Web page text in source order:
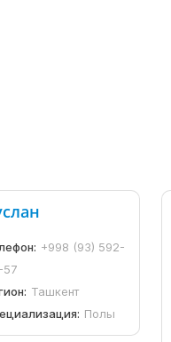
+998 (93) 592-
57
Ташкент
Полы